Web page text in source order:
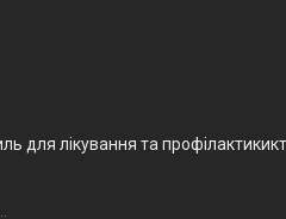
для лікування та